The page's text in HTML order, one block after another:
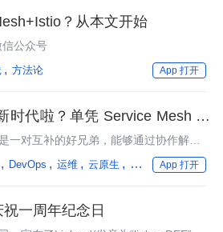
？从本文开始
公众号
方法论 App 打开
时代啦？单凭 Service Mesh 管
一对互补的好兄弟，能够通过协作解决
同问题。
DevOps 运维 云原生 方法论 最佳实践
App 打开
一周年纪念日